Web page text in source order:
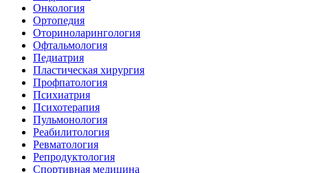
Онкология
Ортопедия
Оториноларингология
Офтальмология
Педиатрия
Пластическая хирургия
Профпатология
Психиатрия
Психотерапия
Пульмонология
Реабилитология
Ревматология
Репродуктология
Спортивная медицина